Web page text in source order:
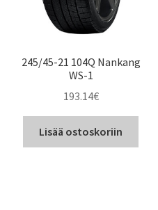
245/45-21 104Q Nankang
WS-1
193.14€
Lisää ostoskoriin